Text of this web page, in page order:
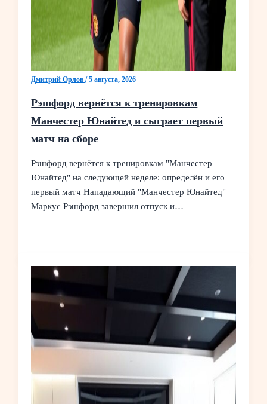
Дмитрий Орлов/5 августа, 2026
Рэшфорд вернётся к тренировкам
Манчестер Юнайтед и сыграет первый
матч на сборе
Рэшфорд вернётся к тренировкам "Манчестер
Юнайтед" на следующей неделе: определён и его
первый матч Нападающий "Манчестер Юнайтед"
Маркус Рэшфорд завершил отпуск и…